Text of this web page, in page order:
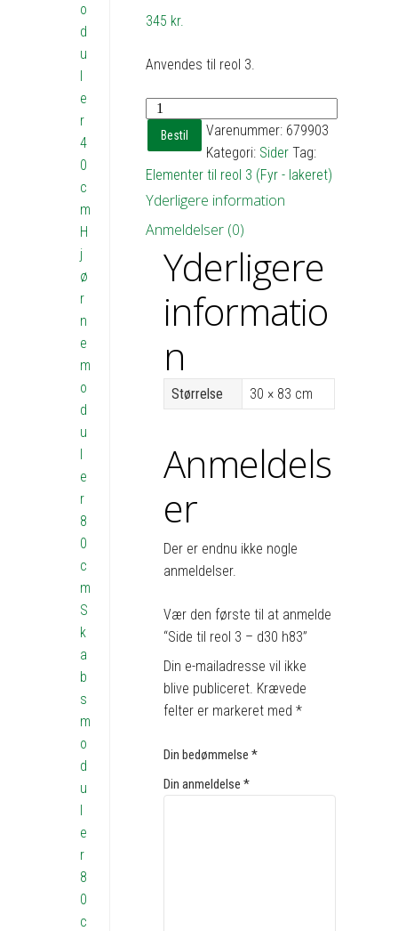
345 kr.
Anvendes til reol 3.
Side
reol
3
-
h83
antal
Bestil Varenummer: 679903
Kategori: Sider Tag:
Elementer til reol 3 (Fyr - lakeret)
Yderligere information
Anmeldelser (0)
Yderligere
informatio
n
Størrelse 30 × 83 cm
Anmeldels
er
Der er endnu ikke nogle
anmeldelser.
Vær den første til at anmelde
“Side til reol 3 – d30 h83”
Din e-mailadresse vil ikke
blive publiceret. Krævede
felter er markeret med*
Din bedømmelse*
Din anmeldelse*
o
d
u
e
r
4
0
c
m
H
j
ø
r
n
e
m
o
d
u
e
r
8
0
c
m
S
k
a
b
s
m
o
d
u
e
r
8
0
c